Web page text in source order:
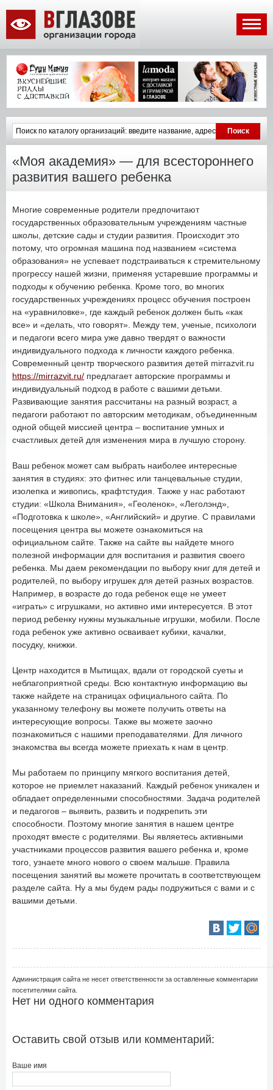
«Моя академия» — для всестороннего
развития вашего ребенка
Многие современные родители предпочитают
государственных образовательным учреждениям частные
школы, детские сады и студии развития. Происходит это
потому, что огромная машина под названием «система
образования» не успевает подстраиваться к стремительному
прогрессу нашей жизни, применяя устаревшие программы и
подходы к обучению ребенка. Кроме того, во многих
государственных учреждениях процесс обучения построен
на «уравниловке», где каждый ребенок должен быть «как
все» и «делать, что говорят». Между тем, ученые, психологи
и педагоги всего мира уже давно твердят о важности
индивидуального подхода к личности каждого ребенка.
Современный центр творческого развития детей mirrazvit.ru
https://mirrazvit.ru/ предлагает авторские программы и
индивидуальный подход в работе с вашими детьми.
Развивающие занятия рассчитаны на разный возраст, а
педагоги работают по авторским методикам, объединенным
одной общей миссией центра – воспитание умных и
счастливых детей для изменения мира в лучшую сторону.
Ваш ребенок может сам выбрать наиболее интересные
занятия в студиях: это фитнес или танцевальные студии,
изолепка и живопись, крафтстудия. Также у нас работают
студии: «Школа Внимания», «Геоленок», «Леголэнд»,
«Подготовка к школе», «Английский» и другие. С правилами
посещения центра вы можете ознакомиться на
официальном сайте. Также на сайте вы найдете много
полезной информации для воспитания и развития своего
ребенка. Мы даем рекомендации по выбору книг для детей и
родителей, по выбору игрушек для детей разных возрастов.
Например, в возрасте до года ребенок еще не умеет
«играть» с игрушками, но активно ими интересуется. В этот
период ребенку нужны музыкальные игрушки, мобили. После
года ребенок уже активно осваивает кубики, качалки,
посудку, книжки.
Центр находится в Мытищах, вдали от городской суеты и
неблагоприятной среды. Всю контактную информацию вы
также найдете на страницах официального сайта. По
указанному телефону вы можете получить ответы на
интересующие вопросы. Также вы можете заочно
познакомиться с нашими преподавателями. Для личного
знакомства вы всегда можете приехать к нам в центр.
Мы работаем по принципу мягкого воспитания детей,
которое не приемлет наказаний. Каждый ребенок уникален и
обладает определенными способностями. Задача родителей
и педагогов – выявить, развить и подкрепить эти
способности. Поэтому многие занятия в нашем центре
проходят вместе с родителями. Вы являетесь активными
участниками процессов развития вашего ребенка и, кроме
того, узнаете много нового о своем малыше. Правила
посещения занятий вы можете прочитать в соответствующем
разделе сайта. Ну а мы будем рады подружиться с вами и с
вашими детьми.
Администрация сайта не несет ответственности за оставленные комментарии
посетителями сайта.
Нет ни одного комментария
Оставить свой отзыв или комментарий:
Ваше имя